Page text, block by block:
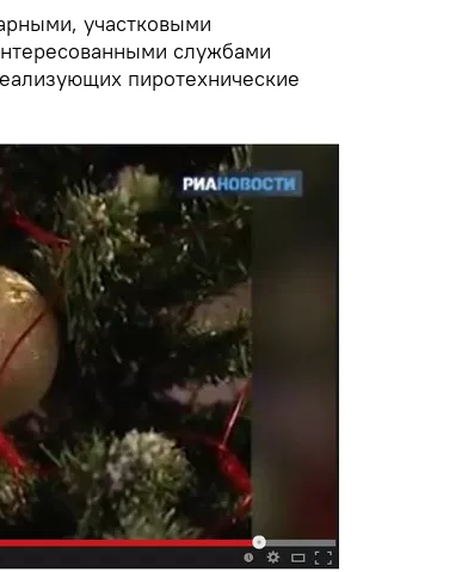
участковыми
службами
пиротехнические